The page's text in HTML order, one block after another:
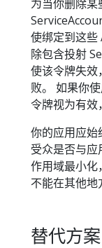
为当你删除某
使绑定到这些
除包含投射
使该令牌失
败。 如果你
令牌视为有效
你的应用应始
受众是否与
作用域最小化
不能在其他地
替代方案